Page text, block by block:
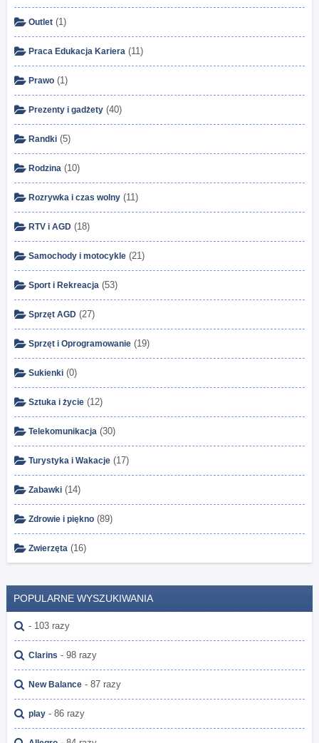
Outlet (1)
Praca Edukacja Kariera (11)
Prawo (1)
Prezenty i gadżety (40)
Randki (5)
Rodzina (10)
Rozrywka i czas wolny (11)
RTV i AGD (18)
Samochody i motocykle (21)
Sport i Rekreacja (53)
Sprzęt AGD (27)
Sprzęt i Oprogramowanie (19)
Sukienki (0)
Sztuka i życie (12)
Telekomunikacja (30)
Turystyka i Wakacje (17)
Zabawki (14)
Zdrowie i piękno (89)
Zwierzęta (16)
POPULARNE WYSZUKIWANIA
- 103 razy
Clarins - 98 razy
New Balance - 87 razy
play - 86 razy